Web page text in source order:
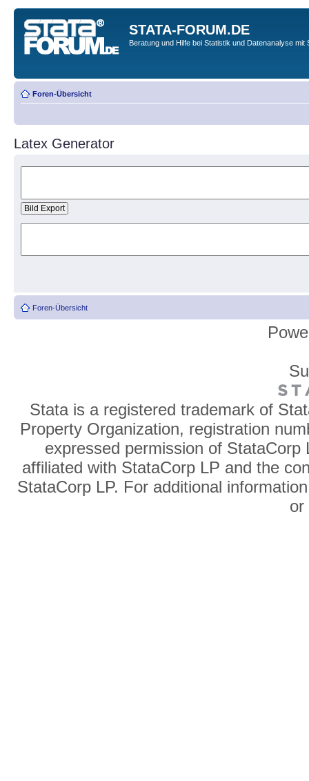
STATA-FORUM.DE
Beratung und Hilfe bei Statistik und Datenanalyse mit
Foren-Übersicht
Latex Generator
Foren-Übersicht
Stata is a registered trademark of
Property Organization, registration
expressed permission of
affiliated with StataCorp LP and the
StataCorp LP. For additional
or